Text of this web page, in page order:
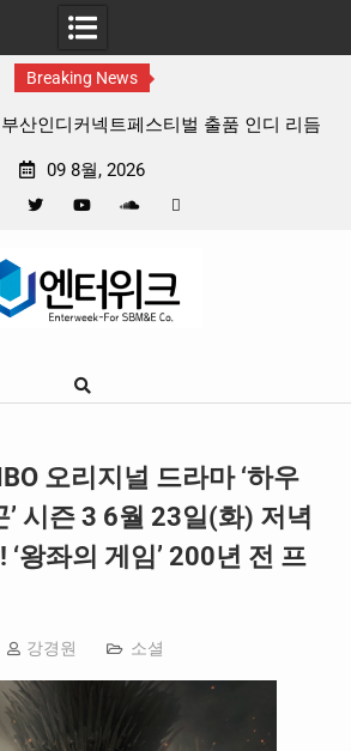
Breaking News
메이션 ‘고스트밴드’ 8월 26일(수) 개봉
09 8월, 2026
Google
오리지널 드라마 ‘하우
시즌 3 6월 23일(화) 저녁
왕좌의 게임’ 200년 전 프
강경원 소셜